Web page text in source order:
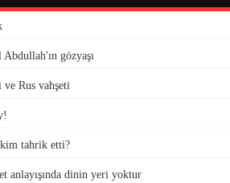
gözyaşı
ve Rus vahşeti
tahrik etti?
anlayışında dinin yeri yoktur